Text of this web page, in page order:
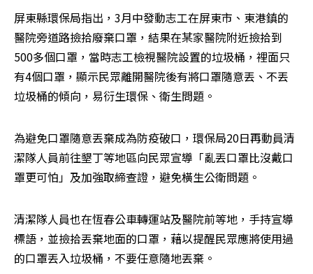
屏東縣環保局指出，3月中發動志工在屏東市、東港鎮的
醫院旁道路撿拾廢棄口罩，結果在某家醫院附近撿拾到
500多個口罩，當時志工檢視醫院設置的垃圾桶，裡面只
有4個口罩，顯示民眾離開醫院後有將口罩隨意丟、不丟
垃圾桶的傾向，易衍生環保、衛生問題。
為避免口罩隨意丟棄成為防疫破口，環保局20日再動員清
潔隊人員前往墾丁等地區向民眾宣導「亂丟口罩比沒戴口
罩更可怕」及加強取締查證，避免橫生公衛問題。
清潔隊人員也在恆春公車轉運站及醫院前等地，手持宣導
標語，並撿拾丟棄地面的口罩，藉以提醒民眾應將使用過
的口罩丟入垃圾桶，不要任意隨地丟棄。